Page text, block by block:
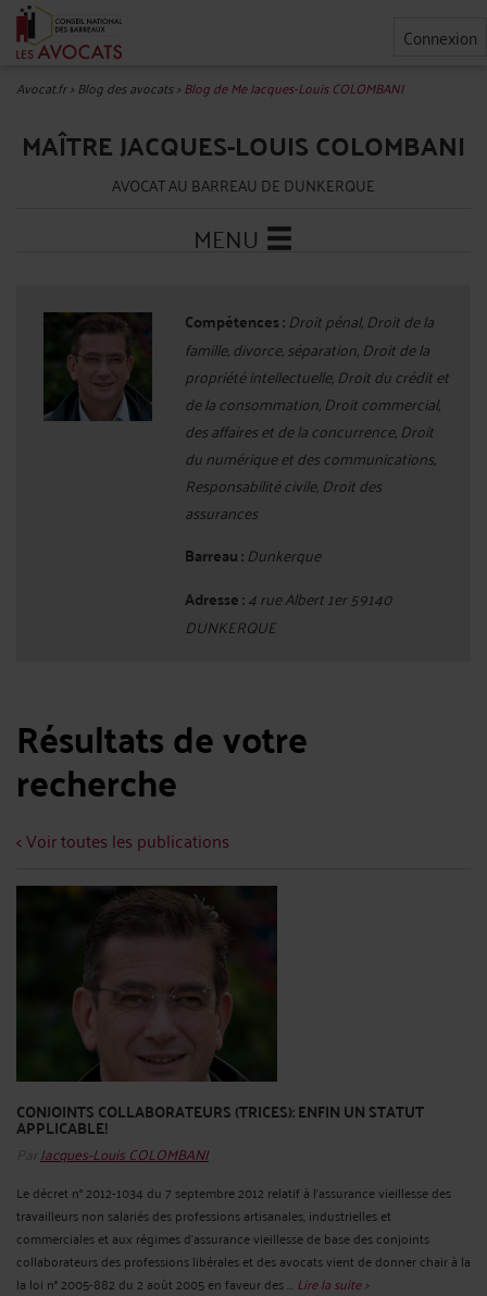
Connexion
Avocat.fr>Blog des avocats>Blog de Me Jacques-Louis COLOMBANI
MAÎTRE JACQUES-LOUIS COLOMBANI
AVOCAT AU BARREAU DE DUNKERQUE
MENU
Compétences : Droit pénal, Droit de la
famille, divorce, séparation, Droit de la
propriété intellectuelle, Droit du crédit et
de la consommation, Droit commercial,
des affaires et de la concurrence, Droit
du numérique et des communications,
Responsabilité civile, Droit des
assurances
Barreau : Dunkerque
Adresse :4 rue Albert 1er 59140
DUNKERQUE
Résultats de votre
recherche
< Voir toutes les publications
CONJOINTS COLLABORATEURS (TRICES): ENFIN UN STATUT
APPLICABLE!
Par Jacques-Louis COLOMBANI
Le décret n° 2012-1034 du 7 septembre 2012 relatif à l'assurance vieillesse des
travailleurs non salariés des professions artisanales, industrielles et
commerciales et aux régimes d'assurance vieillesse de base des conjoints
collaborateurs des professions libérales et des avocats vient de donner chair à la
la loi n° 2005-882 du 2 août 2005 en faveur des ... Lire la suite >